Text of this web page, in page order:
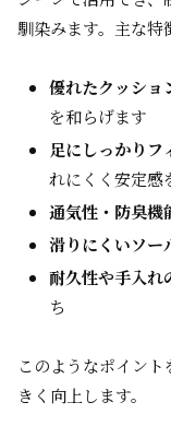
馴染みます。主な特
優れたクッショ
を和らげます
足にしっかりフ
れにくく安定感
通気性・防臭機
滑りにくいソー
耐久性や手入れ
ち
このようなポイン
きく向上します。